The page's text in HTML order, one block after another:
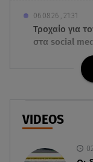
06.08.26 , 21:31
Τροχαίο για
στα social
06.08.26 , 21:22
Ισραήλ -
υποθαλάσσιο
06.08.26 , 21:07
Motor Oil:
εξοπλισμού
VIDEOS